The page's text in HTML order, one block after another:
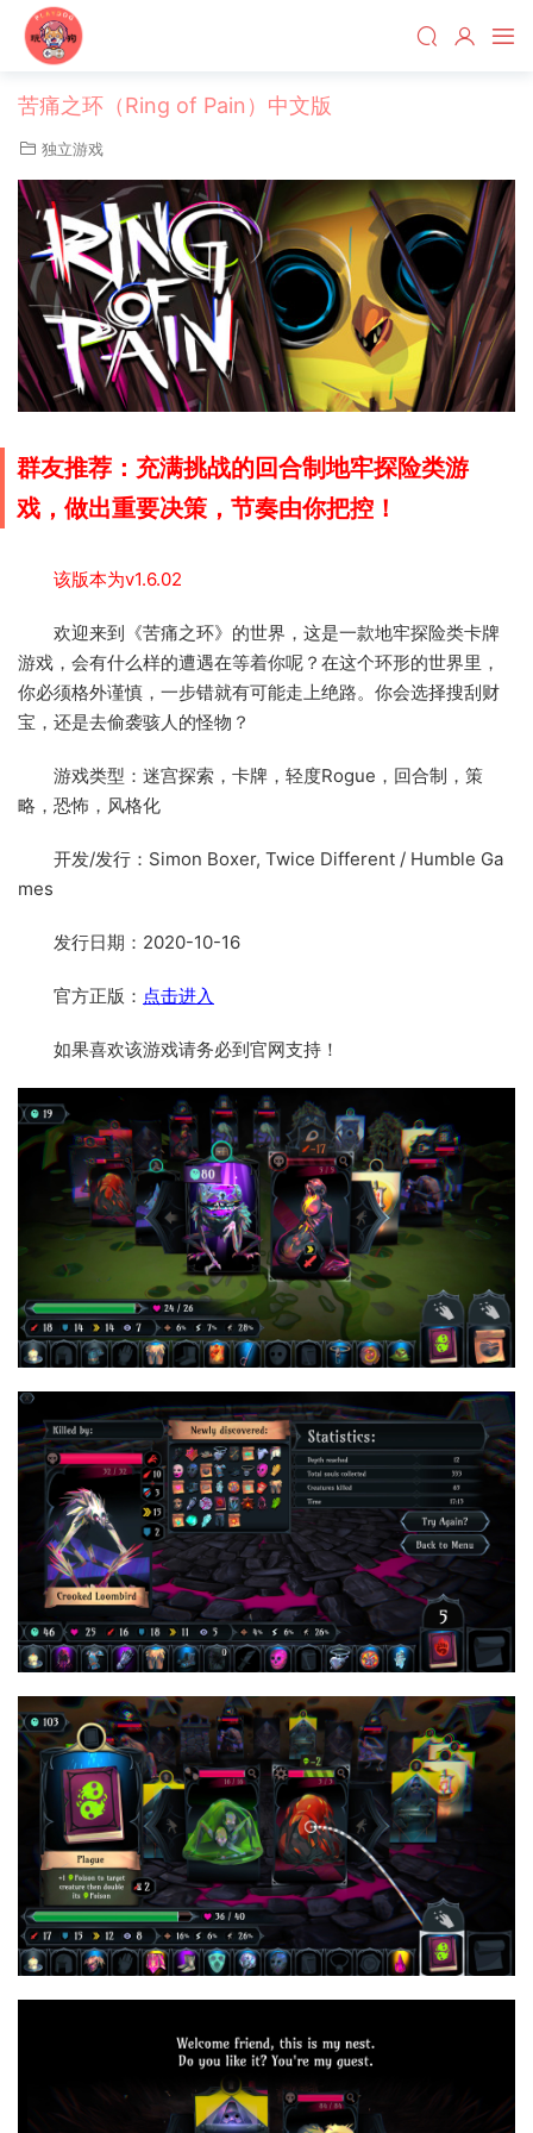
苦痛之环（Ring of Pain）中文版
独立游戏
群友推荐：充满挑战的回合制地牢探险类游
戏，做出重要决策，节奏由你把控！
该版本为v1.6.02
欢迎来到《苦痛之环》的世界，这是一款地牢探险类卡牌
游戏，会有什么样的遭遇在等着你呢？在这个环形的世界里，
你必须格外谨慎，一步错就有可能走上绝路。你会选择搜刮财
宝，还是去偷袭骇人的怪物？
游戏类型：迷宫探索，卡牌，轻度Rogue，回合制，策
略，恐怖，风格化
开发/发行：Simon Boxer, Twice Different / Humble Ga
mes
发行日期：2020-10-16
官方正版： 点击进入
如果喜欢该游戏请务必到官网支持！